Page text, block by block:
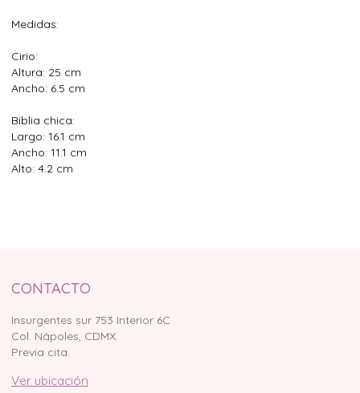
Medidas:
Cirio:
Altura: 25 cm
Ancho: 6.5 cm
Biblia chica:
Largo: 16.1 cm
Ancho: 11.1 cm
Alto: 4.2 cm
CONTACTO
Insurgentes sur 753 Interior 6C
Col. Nápoles, CDMX.
Previa cita.
Ver ubicación